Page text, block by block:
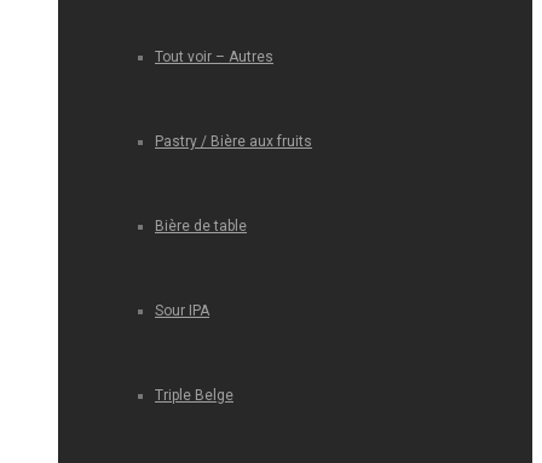
Tout voir – Autres
Pastry / Bière aux fruits
Bière de table
Sour IPA
Triple Belge